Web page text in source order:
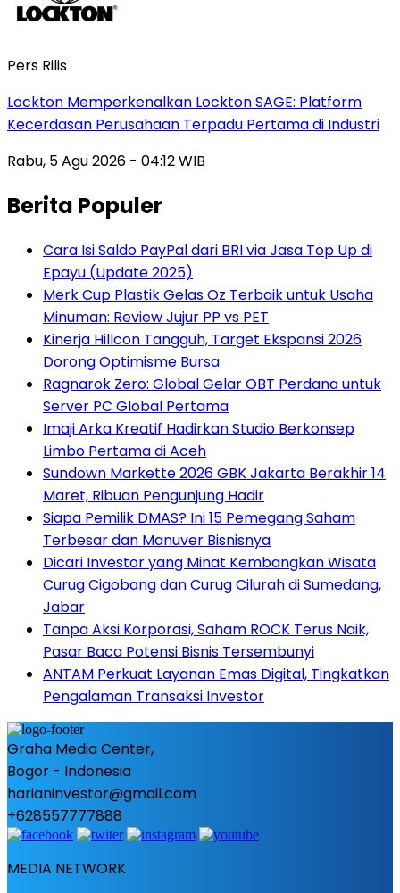
Pers Rilis
Lockton Memperkenalkan Lockton SAGE: Platform
Kecerdasan Perusahaan Terpadu Pertama di Industri
Rabu, 5 Agu 2026 - 04:12 WIB
Berita Populer
Cara Isi Saldo PayPal dari BRI via Jasa Top Up di
Epayu (Update 2025)
Merk Cup Plastik Gelas Oz Terbaik untuk Usaha
Minuman: Review Jujur PP vs PET
Kinerja Hillcon Tangguh, Target Ekspansi 2026
Dorong Optimisme Bursa
Ragnarok Zero: Global Gelar OBT Perdana untuk
Server PC Global Pertama
Imaji Arka Kreatif Hadirkan Studio Berkonsep
Limbo Pertama di Aceh
Sundown Markette 2026 GBK Jakarta Berakhir 14
Maret, Ribuan Pengunjung Hadir
Siapa Pemilik DMAS? Ini 15 Pemegang Saham
Terbesar dan Manuver Bisnisnya
Dicari Investor yang Minat Kembangkan Wisata
Curug Cigobang dan Curug Cilurah di Sumedang,
Jabar
Tanpa Aksi Korporasi, Saham ROCK Terus Naik,
Pasar Baca Potensi Bisnis Tersembunyi
ANTAM Perkuat Layanan Emas Digital, Tingkatkan
Pengalaman Transaksi Investor
Graha Media Center,
Bogor - Indonesia
harianinvestor@gmail.com
+628557777888
MEDIA NETWORK